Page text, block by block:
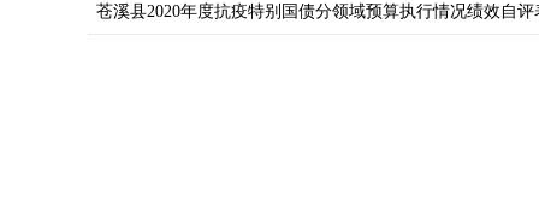
苍溪县2020年度抗疫特别国债分领域预算执行情况绩效自评